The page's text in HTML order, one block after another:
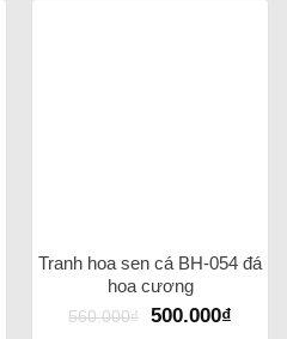
Tranh hoa sen cá BH-054 đá
hoa cương
560.000₫ 500.000₫